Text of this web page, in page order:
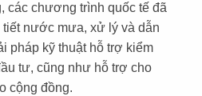
các chương trình quốc tế đã
tiết nước mưa, xử lý và dẫn
pháp kỹ thuật hỗ trợ kiểm
tư, cũng như hỗ trợ cho
cộng đồng.